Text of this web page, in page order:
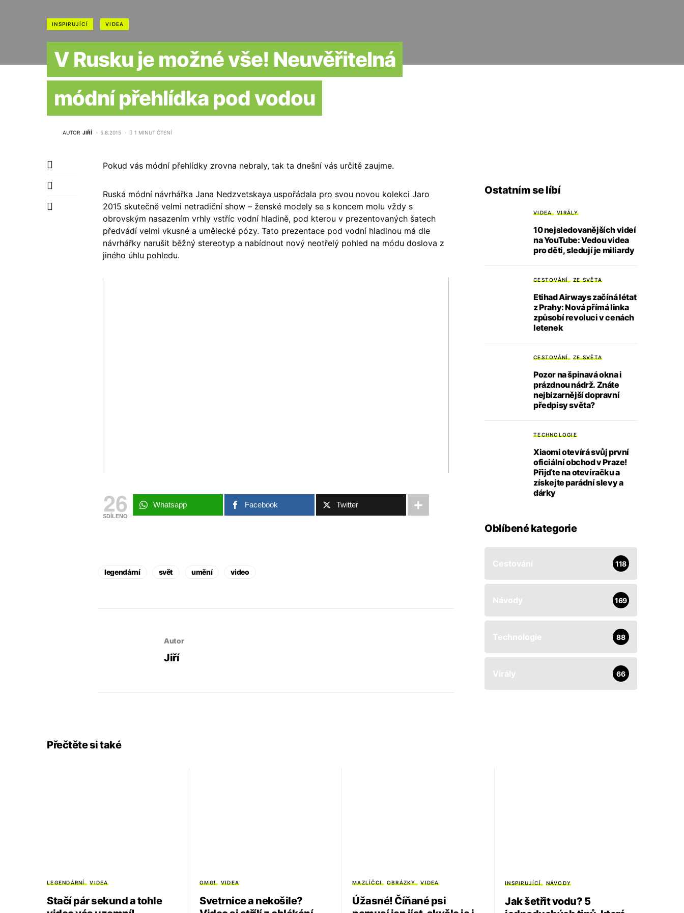
INSPIRUJÍCÍ VIDEA
V Rusku je možné vše! Neuvěřitelná
módní přehlídka pod vodou
AUTOR JIŘÍ 5.8.2015 1 MINUT ČTENÍ
Pokud vás módní přehlídky zrovna nebraly, tak ta dnešní vás určitě zaujme.
Ruská módní návrhářka Jana Nedzvetskaya uspořádala pro svou novou kolekci Jaro
2015 skutečně velmi netradiční show – ženské modely se s koncem molu vždy s
obrovským nasazením vrhly vstříc vodní hladině, pod kterou v prezentovaných šatech
předvádí velmi vkusné a umělecké pózy. Tato prezentace pod vodní hladinou má dle
návrhářky narušit běžný stereotyp a nabídnout nový neotřelý pohled na módu doslova z
jiného úhlu pohledu.
26
SDÍLENO
Whatsapp Facebook Twitter
legendární svět umění video
Autor
Jiří
Ostatním se líbí
VIDEA VIRÁLY
10 nejsledovanějších videí
na YouTube: Vedou videa
pro děti, sledují je miliardy
CESTOVÁNÍ ZE SVĚTA
Etihad Airways začíná létat
z Prahy: Nová přímá linka
způsobí revoluci v cenách
letenek
CESTOVÁNÍ ZE SVĚTA
Pozor na špinavá okna i
prázdnou nádrž. Znáte
nejbizarnější dopravní
předpisy světa?
TECHNOLOGIE
Xiaomi otevírá svůj první
oficiální obchod v Praze!
Přijďte na otevíračku a
získejte parádní slevy a
dárky
Oblíbené kategorie
Cestování 118
Návody 169
Technologie 88
Virály 66
Přečtěte si také
LEGENDÁRNÍ VIDEA
Stačí pár sekund a tohle
OMG! VIDEA
Svetrnice a nekošile?
MAZLÍČCI OBRÁZKY VIDEA
Úžasné! Číňané psi
INSPIRUJÍCÍ NÁVODY
Jak šetřit vodu? 5